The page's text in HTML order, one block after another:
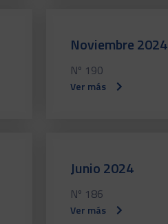
Noviembre 2024
Nº 190
Ver más
Junio 2024
Nº 186
Ver más